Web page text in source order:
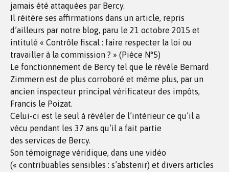
jamais été attaquées par Bercy.
Il réitère ses affirmations dans un article, repris
d’ailleurs par notre blog, paru le 21 octobre 2015 et
intitulé « Contrôle fiscal : faire respecter la loi ou
travailler à la commission ? » (Pièce N°5)
Le fonctionnement de Bercy tel que le révèle Bernard
Zimmern est de plus corroboré et même plus, par un
ancien inspecteur principal vérificateur des impôts,
Francis le Poizat.
Celui-ci est le seul à révéler de l’intérieur ce qu’il a
vécu pendant les 37 ans qu’il a fait partie
des services de Bercy.
Son témoignage véridique, dans une vidéo
(« contribuables sensibles : s’abstenir) et divers articles